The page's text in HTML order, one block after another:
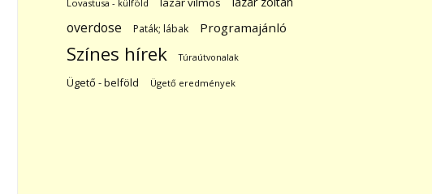
Lovastusa - külföld
overdose Paták; lábak Programajánló
Színes hírek Túraútvonalak
Ügető - belföld Ügető eredmények